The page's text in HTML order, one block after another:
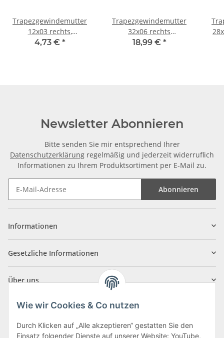
Trapezgewindemutter
12x03 rechts,
Automatenstahl, 6-kant
4,73 € *
Trapezgewindemutter
32x06 rechts
Automatenstahl rund
18,99 € *
Newsletter Abonnieren
Bitte senden Sie mir entsprechend Ihrer
Datenschutzerklärung regelmäßig und jederzeit widerruflich
Informationen zu Ihrem Produktsortiment per E-Mail zu.
Abonnieren
Informationen
Gesetzliche Informationen
Über uns
Wie wir Cookies & Co nutzen
Durch Klicken auf „Alle akzeptieren“ gestatten Sie den
Einsatz folgender Dienste auf unserer Website: YouTube,